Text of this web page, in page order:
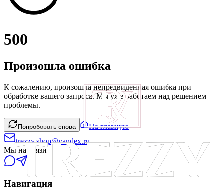
500
Произошла ошибка
К сожалению, произошла непредвиденная ошибка при
обработке вашего запроса. Мы уже работаем над решением
проблемы.
Попробовать снова
На главную
trezzy.shop@yandex.ru
Мы на связи
Навигация